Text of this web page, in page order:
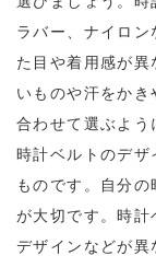
ラバー、ナイロ
た目や着用感が
いものや汗をか
合わせて選ぶよう
時計ベルトのデザ
ものです。自分
が大切です。時計
デザインなどが異